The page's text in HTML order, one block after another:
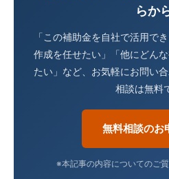
らか
「この補助金を自社で活用で
作成を任せたい」「他にどん
たい」など、お気軽にお問い
相談は無料
無料相談のお
※本記事の内容についてのご